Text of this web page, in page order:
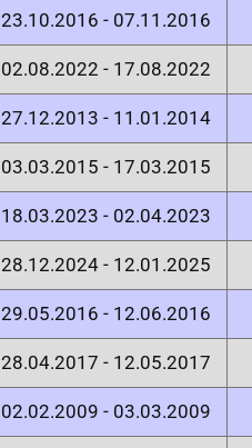
23.10.2016 - 07.11.2016
02.08.2022 - 17.08.2022
27.12.2013 - 11.01.2014
03.03.2015 - 17.03.2015
18.03.2023 - 02.04.2023
28.12.2024 - 12.01.2025
29.05.2016 - 12.06.2016
28.04.2017 - 12.05.2017
02.02.2009 - 03.03.2009